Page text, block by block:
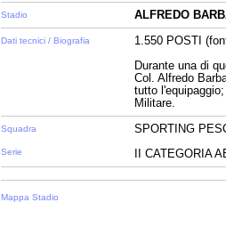
Stadio ALFREDO
Dati tecnici / Biografia
1.550 POSTI
Durante una di
Col. Alfredo
tutto
Militare.
Squadra
Serie
SPORTING
II CATEGORIA
Mappa Stadio